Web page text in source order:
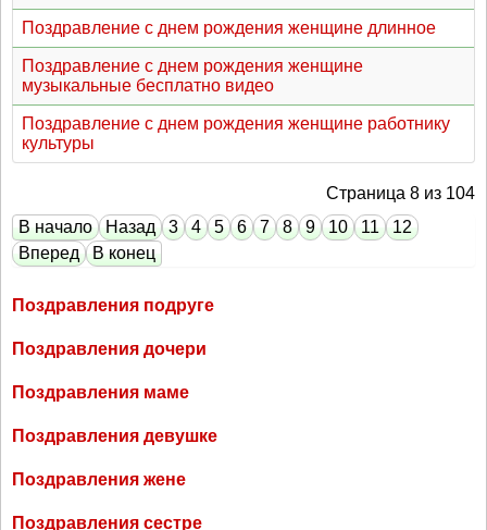
Поздравление с днем рождения женщине длинное
Поздравление с днем рождения женщине
музыкальные бесплатно видео
Поздравление с днем рождения женщине работнику
культуры
Страница 8 из 104
В начало
Назад 3 4 5 6 7 8 9 10 11
12
Вперед
В конец
Поздравления подруге
Поздравления дочери
Поздравления маме
Поздравления девушке
Поздравления жене
Поздравления сестре